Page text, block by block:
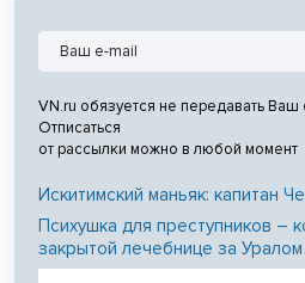
VN.ru обязуется не передавать Ваш
Отписаться
от рассылки можно в любой момент
Искитимский маньяк: капитан
Психушка для преступников –
закрытой лечебнице за Уралом